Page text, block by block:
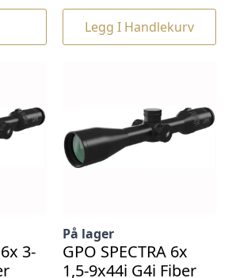
Legg I Handlekurv
3-
På lager
GPO SPECTRA 6x
1,5-9x44i G4i Fiber